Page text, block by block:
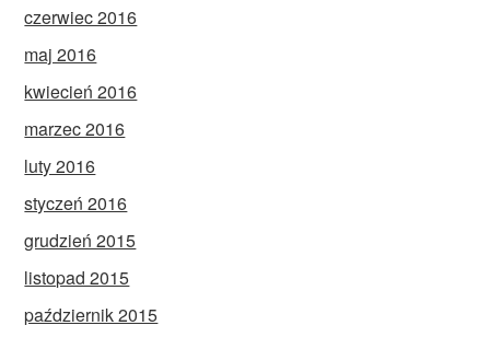
czerwiec 2016
maj 2016
kwiecień 2016
marzec 2016
luty 2016
styczeń 2016
grudzień 2015
listopad 2015
październik 2015